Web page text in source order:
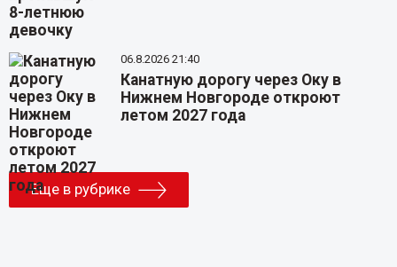
06.8.2026 21:40
Канатную дорогу через Оку в
Нижнем Новгороде откроют
летом 2027 года
Еще в рубрике